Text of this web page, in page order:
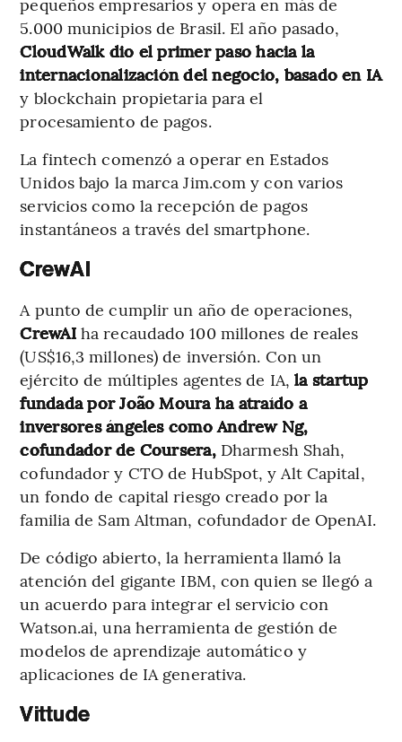
5.000 municipios de Brasil. El año pasado,
CloudWalk dio el primer paso hacia la
internacionalización del negocio, basado en IA
y blockchain propietaria para el
procesamiento de pagos.
La fintech comenzó a operar en Estados
Unidos bajo la marca Jim.com y con varios
servicios como la recepción de pagos
instantáneos a través del smartphone.
CrewAI
A punto de cumplir un año de operaciones,
CrewAIha recaudado 100 millones de reales
(US$16,3 millones) de inversión. Con un
ejército de múltiples agentes de IA, la startup
fundada por João Moura ha atraído a
inversores ángeles como Andrew Ng,
cofundador de Coursera,Dharmesh Shah,
cofundador y CTO de HubSpot, y Alt Capital,
un fondo de capital riesgo creado por la
familia de Sam Altman, cofundador de OpenAI.
De código abierto, la herramienta llamó la
atención del gigante IBM, con quien se llegó a
un acuerdo para integrar el servicio con
Watson.ai, una herramienta de gestión de
modelos de aprendizaje automático y
aplicaciones de IA generativa.
Vittude